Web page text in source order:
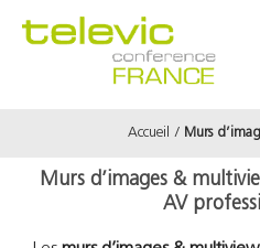
Accueil Murs
Murs d’images &
AV